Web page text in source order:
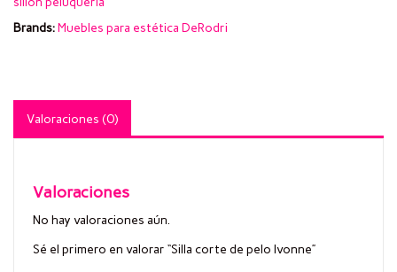
Brands:Muebles para estética DeRodri
Valoraciones (0)
Valoraciones
No hay valoraciones aún.
Sé el primero en valorar “Silla corte de pelo Ivonne”